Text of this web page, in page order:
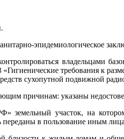
эпидемиологическое
владельцами
требования к
сухопутной подвижной
причинам: указаны
участок, на
в пользование иным